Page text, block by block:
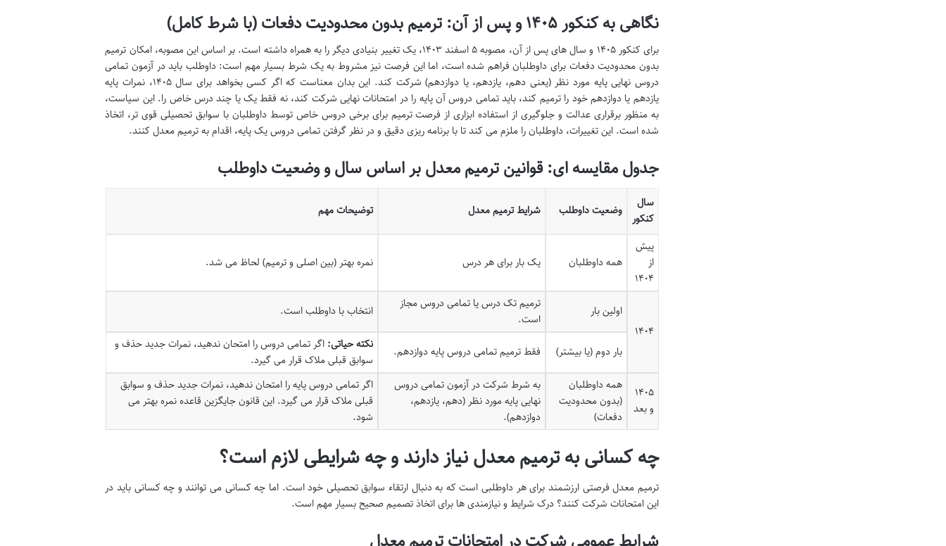
نگاهی به کنکور ۱۴۰۵ و پس از آن: ترمیم بدون محدودیت دفعات (با شرط کامل)
برای کنکور ۱۴۰۵ و سال های پس از آن، مصوبه ۵ اسفند ۱۴۰۳، یک تغییر بنیادی دیگر را به همراه داشته است. بر اساس این مصوبه، امکان ترمیم
بدون محدودیت دفعات برای داوطلبان فراهم شده است، اما این فرصت نیز مشروط به یک شرط بسیار مهم است: داوطلب باید در آزمون تمامی
دروس نهایی پایه مورد نظر (یعنی دهم، یازدهم، یا دوازدهم) شرکت کند. این بدان معناست که اگر کسی بخواهد برای سال ۱۴۰۵، نمرات پایه
یازدهم یا دوازدهم خود را ترمیم کند، باید تمامی دروس آن پایه را در امتحانات نهایی شرکت کند، نه فقط یک یا چند درس خاص را. این سیاست،
به منظور برقراری عدالت و جلوگیری از استفاده ابزاری از فرصت ترمیم برای برخی دروس خاص توسط داوطلبان با سوابق تحصیلی قوی تر، اتخاذ
شده است. این تغییرات، داوطلبان را ملزم می کند تا با برنامه ریزی دقیق و در نظر گرفتن تمامی دروس یک پایه، اقدام به ترمیم معدل کنند.
جدول مقایسه ای: قوانین ترمیم معدل بر اساس سال و وضعیت داوطلب
سال
کنکور
وضعیت داوطلب شرایط ترمیم معدل توضیحات مهم
پیش
از
۱۴۰۴
همه داوطلبان یک بار برای هر درس نمره بهتر (بین اصلی و ترمیم) لحاظ می شد.
۱۴۰۴
اولین بار
ترمیم تک درس یا تمامی دروس مجاز
است.
انتخاب با داوطلب است.
بار دوم (یا بیشتر) فقط ترمیم تمامی دروس پایه دوازدهم. نکته حیاتی: اگر تمامی دروس را امتحان ندهید، نمرات جدید حذف و
سوابق قبلی ملاک قرار می گیرد.
۱۴۰۵
و بعد
همه داوطلبان
(بدون محدودیت
دفعات)
به شرط شرکت در آزمون تمامی دروس
نهایی پایه مورد نظر (دهم، یازدهم،
دوازدهم).
اگر تمامی دروس پایه را امتحان ندهید، نمرات جدید حذف و سوابق
قبلی ملاک قرار می گیرد. این قانون جایگزین قاعده نمره بهتر می
شود.
چه کسانی به ترمیم معدل نیاز دارند و چه شرایطی لازم است؟
ترمیم معدل فرصتی ارزشمند برای هر داوطلبی است که به دنبال ارتقاء سوابق تحصیلی خود است. اما چه کسانی می توانند و چه کسانی باید در
این امتحانات شرکت کنند؟ درک شرایط و نیازمندی ها برای اتخاذ تصمیم صحیح بسیار مهم است.